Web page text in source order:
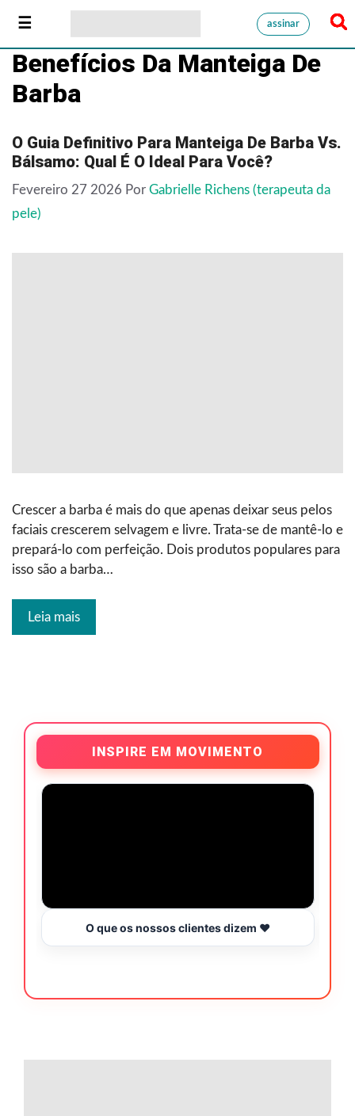
assinar
Benefícios Da Manteiga De
Barba
O Guia Definitivo Para Manteiga De Barba Vs.
Bálsamo: Qual É O Ideal Para Você?
Fevereiro 27 2026 Por Gabrielle Richens (terapeuta da
pele)
Crescer a barba é mais do que apenas deixar seus pelos
faciais crescerem selvagem e livre. Trata-se de mantê-lo e
prepará-lo com perfeição. Dois produtos populares para
isso são a barba…
Leia mais
INSPIRE EM MOVIMENTO
O que os nossos clientes dizem ❤️